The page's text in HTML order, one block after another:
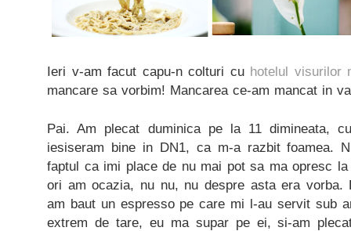
Ieri v-am facut capu-n colturi cu hotelul visurilor
mancare sa vorbim! Mancarea ce-am mancat in
Pai. Am plecat duminica pe la 11 dimineata,
iesiseram bine in DN1, ca m-a razbit foamea.
faptul ca imi place de nu mai pot sa ma opresc
ori am ocazia, nu nu, nu despre asta era vorba.
am baut un espresso pe care mi l-au servit sub
extrem de tare, eu ma supar pe ei, si-am